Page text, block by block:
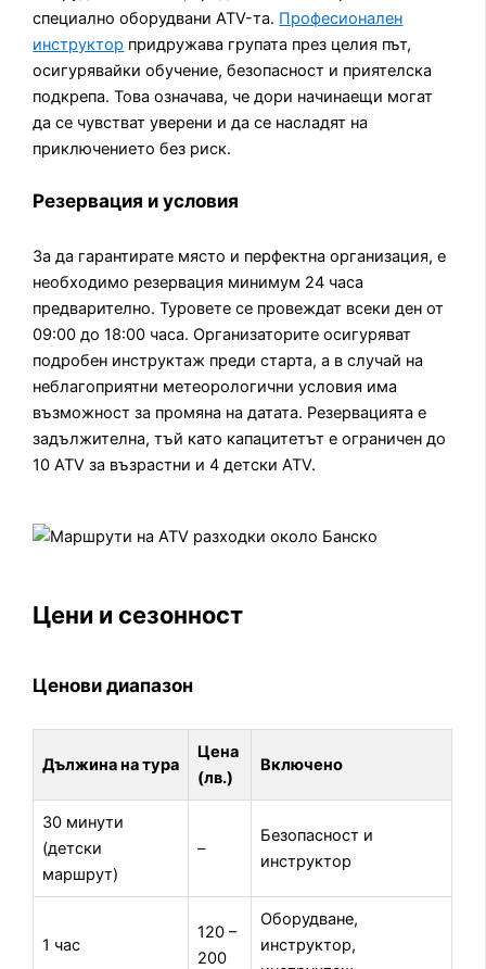
специално оборудвани ATV-та. Професионален
инструктор придружава групата през целия път,
осигурявайки обучение, безопасност и приятелска
подкрепа. Това означава, че дори начинаещи могат
да се чувстват уверени и да се насладят на
приключението без риск.
Резервация и условия
За да гарантирате място и перфектна организация, е
необходимо резервация минимум 24 часа
предварително. Туровете се провеждат всеки ден от
09:00 до 18:00 часа. Организаторите осигуряват
подробен инструктаж преди старта, а в случай на
неблагоприятни метеорологични условия има
възможност за промяна на датата. Резервацията е
задължителна, тъй като капацитетът е ограничен до
10 ATV за възрастни и 4 детски ATV.
Цени и сезонност
Ценови диапазон
Дължина на тура
Цена
(лв.)
Включено
30 минути
(детски
маршрут)
–
Безопасност и
инструктор
1 час
120 –
200
Оборудване,
инструктор,